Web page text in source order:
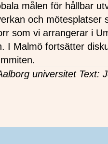
målen för hållbar
och
som vi arrangerar i
I Malmö fortsätter
universitet Text: